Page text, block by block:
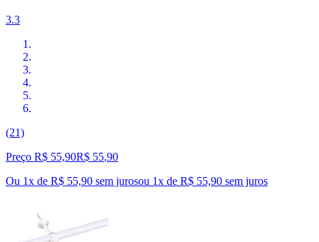
3.3
(21)
Preço R$ 55,90R$ 55,90
Ou 1x de R$ 55,90 sem jurosou 1x de R$ 55,90 sem juros